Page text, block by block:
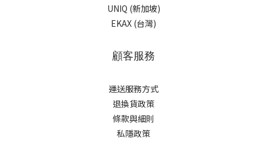
UNIQ (新加坡)
EKAX (台灣)
顧客服務
運送服務方式
退換貨政策
條款與細則
私隱政策